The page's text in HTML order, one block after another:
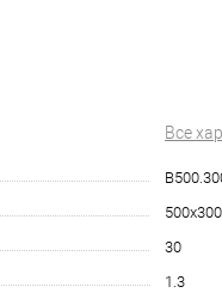
Все
30
1.3